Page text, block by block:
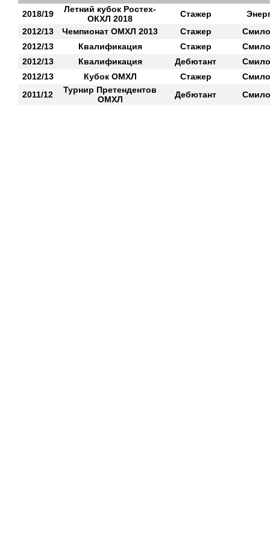
2018/19
Летний кубок Ростех-
ОКХЛ 2018
Стажер
2012/13
Чемпионат ОМХЛ 2013 Стажер
2012/13
Квалификация Стажер
2012/13
Квалификация Дебютант
2012/13
Кубок ОМХЛ Стажер
2011/12
Турнир Претендентов
ОМХЛ
Дебютант